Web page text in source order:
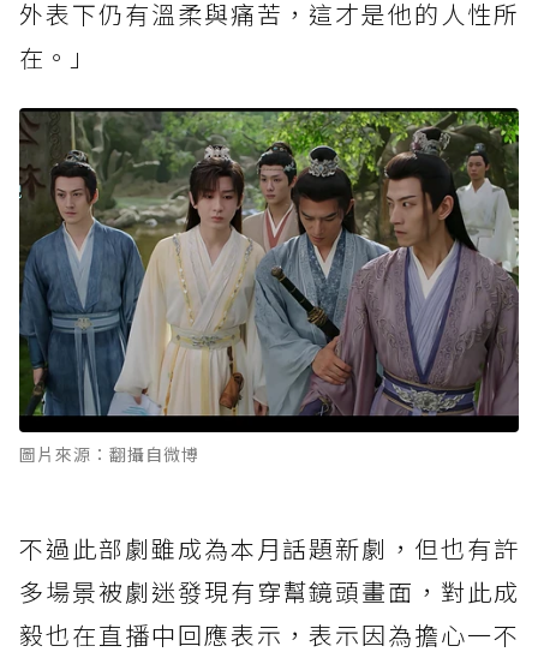
外表下仍有溫柔與痛苦，這才是他的人性所
在。」
圖片來源：翻攝自微博
不過此部劇雖成為本月話題新劇，但也有許
多場景被劇迷發現有穿幫鏡頭畫面，對此成
毅也在直播中回應表示，表示因為擔心一不